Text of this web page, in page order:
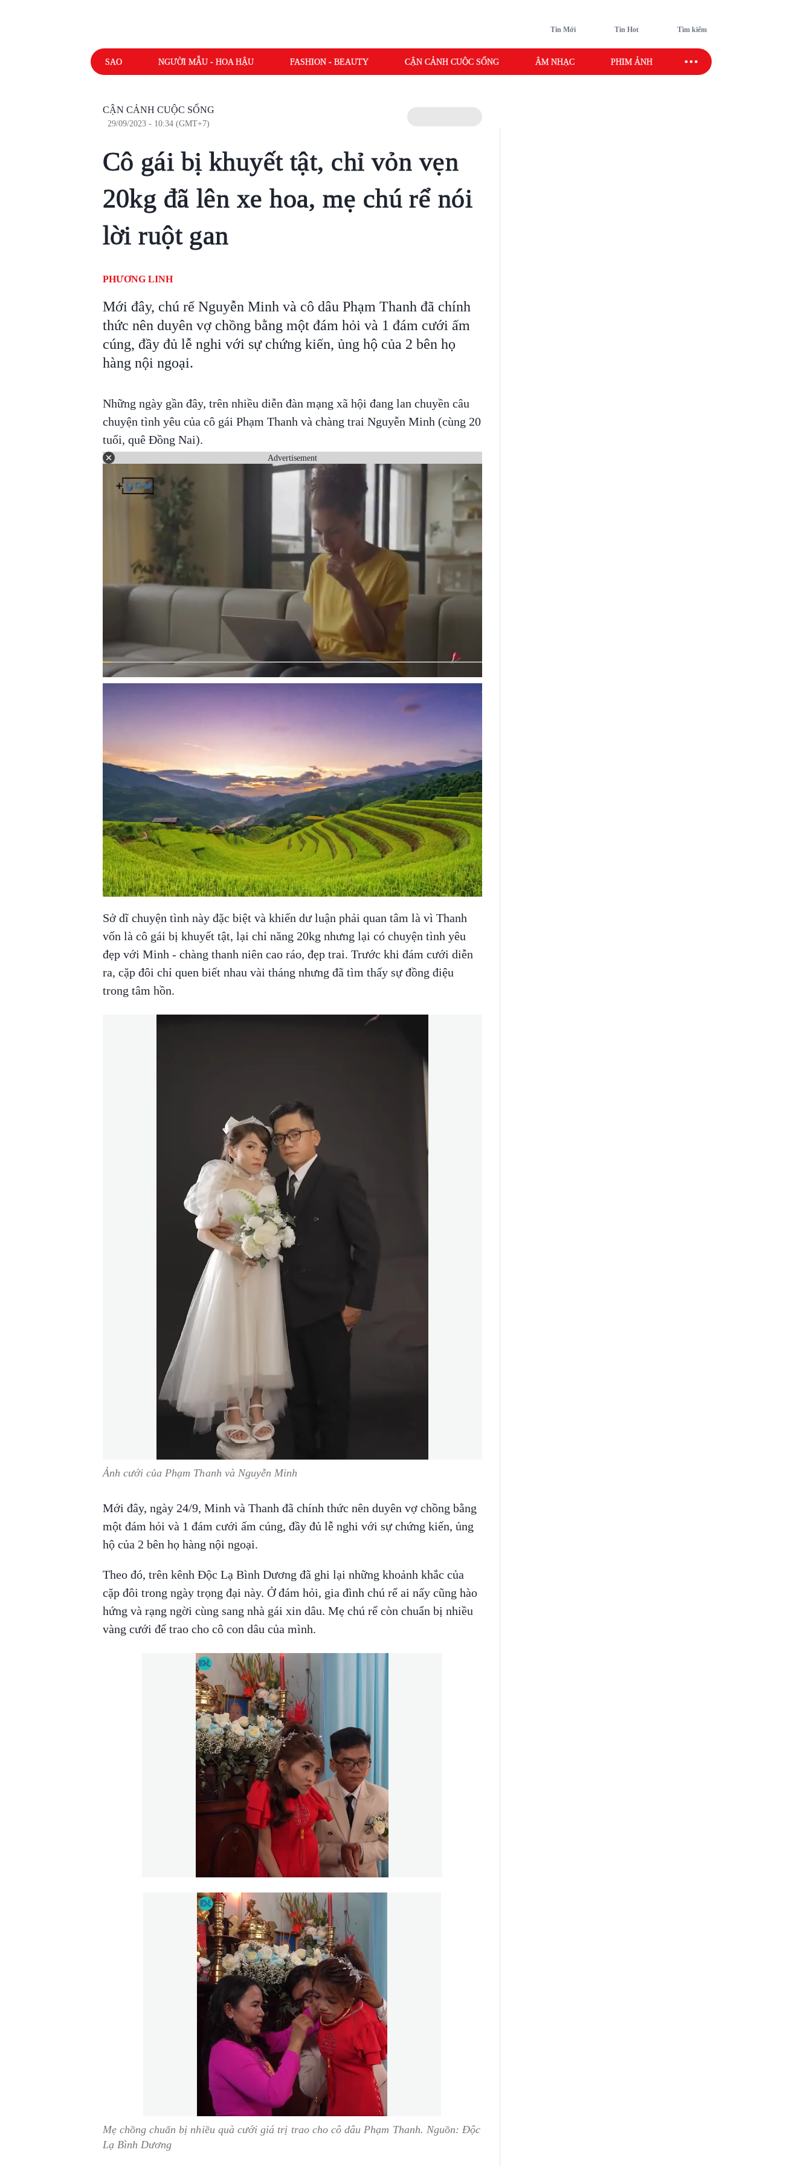
Tin Mới Tin Hot Tìm kiếm
SAO NGƯỜI MẪU - HOA HẬU FASHION - BEAUTY CẬN CẢNH CUỘC SỐNG ÂM NHẠC PHIM ẢNH SAO SPORT
CẬN CẢNH CUỘC SỐNG
29/09/2023 - 10:34 (GMT+7)
Cô gái bị khuyết tật, chỉ vỏn vẹn
20kg đã lên xe hoa, mẹ chú rể nói
lời ruột gan
PHƯƠNG LINH
Mới đây, chú rể Nguyễn Minh và cô dâu Phạm Thanh đã chính
thức nên duyên vợ chồng bằng một đám hỏi và 1 đám cưới ấm
cúng, đầy đủ lễ nghi với sự chứng kiến, ủng hộ của 2 bên họ
hàng nội ngoại.
Những ngày gần đây, trên nhiều diễn đàn mạng xã hội đang lan chuyền câu
chuyện tình yêu của cô gái Phạm Thanh và chàng trai Nguyễn Minh (cùng 20
tuổi, quê Đồng Nai).
Advertisement
Sở dĩ chuyện tình này đặc biệt và khiến dư luận phải quan tâm là vì Thanh
vốn là cô gái bị khuyết tật, lại chỉ năng 20kg nhưng lại có chuyện tình yêu
đẹp với Minh - chàng thanh niên cao ráo, đẹp trai. Trước khi đám cưới diễn
ra, cặp đôi chỉ quen biết nhau vài tháng nhưng đã tìm thấy sự đồng điệu
trong tâm hồn.
Ảnh cưới của Phạm Thanh và Nguyễn Minh
Mới đây, ngày 24/9, Minh và Thanh đã chính thức nên duyên vợ chồng bằng
một đám hỏi và 1 đám cưới ấm cúng, đầy đủ lễ nghi với sự chứng kiến, ủng
hộ của 2 bên họ hàng nội ngoại.
Theo đó, trên kênh Độc Lạ Bình Dương đã ghi lại những khoảnh khắc của
cặp đôi trong ngày trọng đại này. Ở đám hỏi, gia đình chú rể ai nấy cũng hào
hứng và rạng ngời cùng sang nhà gái xin dâu. Mẹ chú rể còn chuẩn bị nhiều
vàng cưới để trao cho cô con dâu của mình.
Mẹ chồng chuẩn bị nhiều quà cưới giá trị trao cho cô dâu Phạm Thanh. Nguồn: Độc
Lạ Bình Dương